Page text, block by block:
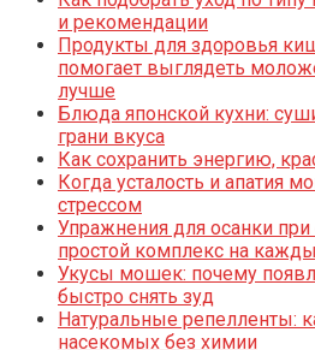
и рекомендации
Продукты для здоровья
помогает выглядеть
лучше
Блюда японской кухни:
грани вкуса
Как сохранить энергию,
Когда усталость и апатия
стрессом
Упражнения для осанки при
простой комплекс на
Укусы мошек: почему
быстро снять зуд
Натуральные репелленты:
насекомых без химии